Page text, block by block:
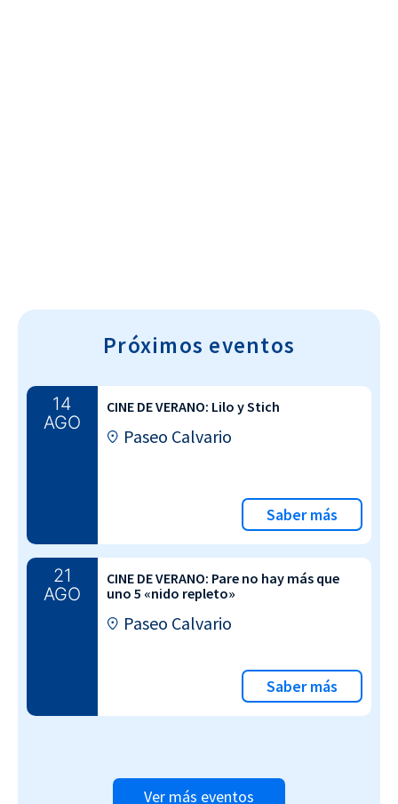
Próximos eventos
14
AGO
CINE DE VERANO: Lilo y Stich
Paseo Calvario
Saber más
21
AGO
CINE DE VERANO: Pare no hay más que
uno 5 «nido repleto»
Paseo Calvario
Saber más
Ver más eventos